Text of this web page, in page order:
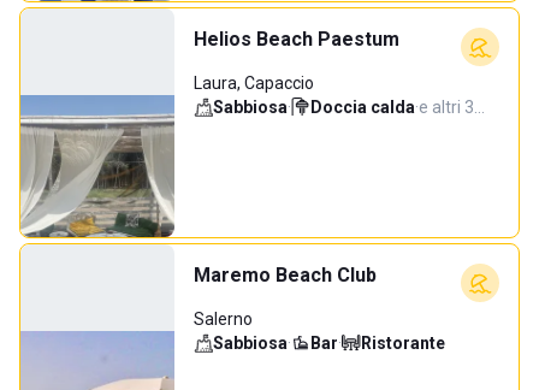
Helios Beach Paestum
Laura, Capaccio
Sabbiosa· Doccia calda·e altri 3…
Maremo Beach Club
Salerno
Sabbiosa· Bar· Ristorante